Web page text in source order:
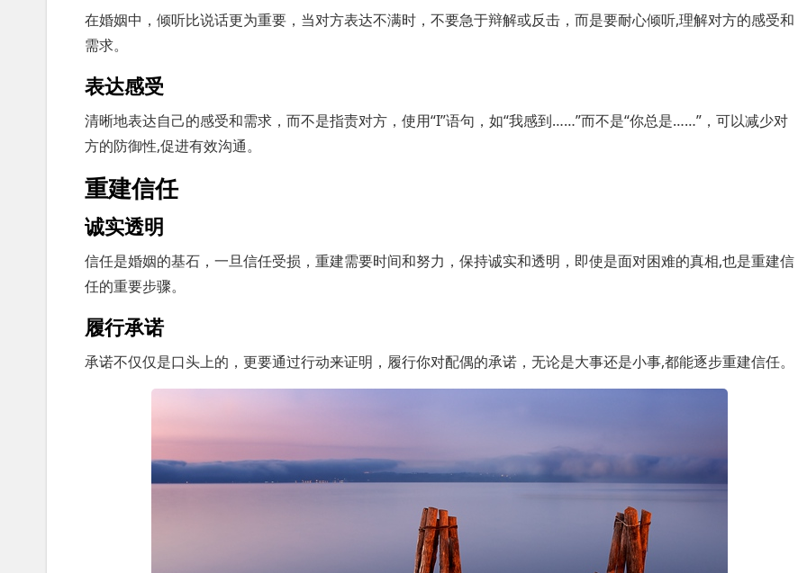
在婚姻中，倾听比说话更为重要，当对方表达不满时，不要急于辩解或反击，而是要耐心倾听,理解对方的感受和
需求。
表达感受
清晰地表达自己的感受和需求，而不是指责对方，使用“I”语句，如“我感到……”而不是“你总是……”，可以减少对
方的防御性,促进有效沟通。
重建信任
诚实透明
信任是婚姻的基石，一旦信任受损，重建需要时间和努力，保持诚实和透明，即使是面对困难的真相,也是重建信
任的重要步骤。
履行承诺
承诺不仅仅是口头上的，更要通过行动来证明，履行你对配偶的承诺，无论是大事还是小事,都能逐步重建信任。